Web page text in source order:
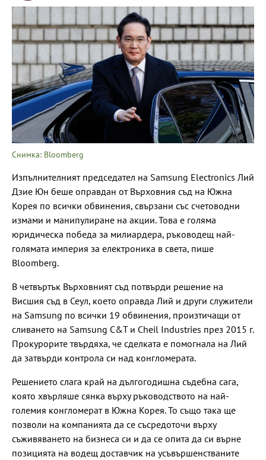
Снимка: Bloomberg
Изпълнителният председател на Samsung Electronics Лий
Дзие Юн беше оправдан от Върховния съд на Южна
Корея по всички обвинения, свързани със счетоводни
измами и манипулиране на акции. Това е голяма
юридическа победа за милиардера, ръководещ най-
голямата империя за електроника в света, пише
Bloomberg.
В четвъртък Върховният съд потвърди решение на
Висшия съд в Сеул, което оправда Лий и други служители
на Samsung по всички 19 обвинения, произтичащи от
сливането на Samsung C&T и Cheil Industries през 2015 г.
Прокурорите твърдяха, че сделката е помогнала на Лий
да затвърди контрола си над конгломерата.
Решението слага край на дългогодишна съдебна сага,
която хвърляше сянка върху ръководството на най-
големия конгломерат в Южна Корея. То също така ще
позволи на компанията да се съсредоточи върху
съживяването на бизнеса си и да се опита да си върне
позицията на водещ доставчик на усъвършенстваните